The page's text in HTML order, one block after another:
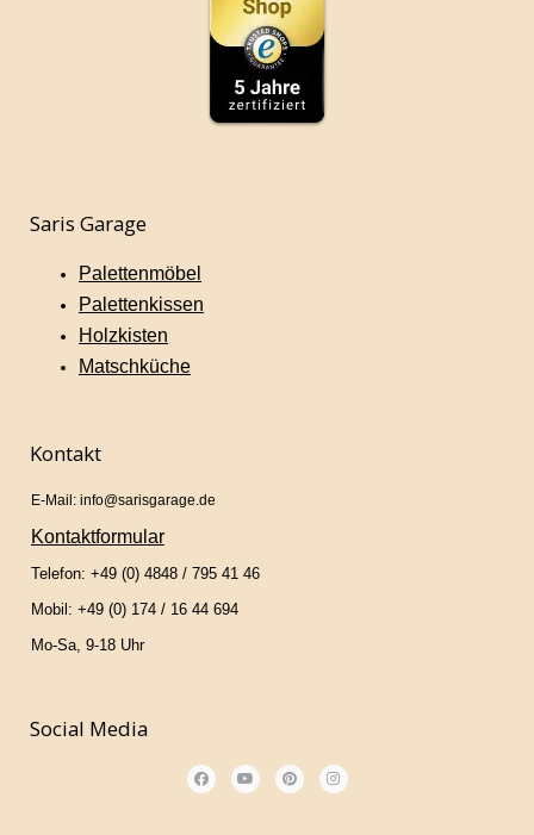
Saris Garage
Palettenmöbel
Palettenkissen
Holzkisten
Matschküche
Kontakt
E-Mail: info@sarisgarage.de
Kontaktformular
Telefon: +49 (0) 4848 / 795 41 46
Mobil: +49 (0) 174 / 16 44 694
Mo-Sa, 9-18 Uhr
Social Media